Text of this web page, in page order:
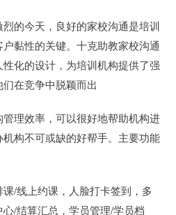
的今天，良好的家校沟通是培训
黏性的关键。十克助教家校沟通
化的设计，为培训机构提供了强
在竞争中脱颖而出
理效率，可以很好地帮助机构进
构不可或缺的好帮手。主要功能
/线上约课，人脸打卡签到，多
/结算汇总，学员管理/学员档